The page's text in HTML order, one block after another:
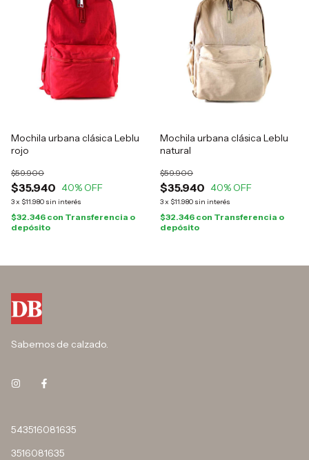
Mochila urbana clásica Leblu
rojo
$35.940
$59.900
40% OFF
3x $11.980 sin interés
$32.346 con Transferencia o
depósito
Mochila urbana clásica Leblu
natural
$35.940
$59.900
40% OFF
3x $11.980 sin interés
$32.346 con Transferencia o
depósito
Sabemos de calzado.
543516081635
3516081635